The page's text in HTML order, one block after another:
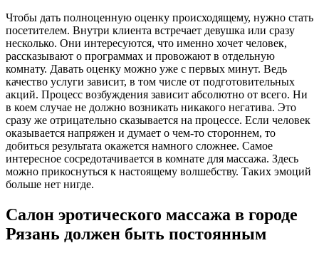
Чтобы дать полноценную оценку происходящему, нужно стать
посетителем. Внутри клиента встречает девушка или сразу
несколько. Они интересуются, что именно хочет человек,
рассказывают о программах и провожают в отдельную
комнату. Давать оценку можно уже с первых минут. Ведь
качество услуги зависит, в том числе от подготовительных
акций. Процесс возбуждения зависит абсолютно от всего. Ни
в коем случае не должно возникать никакого негатива. Это
сразу же отрицательно сказывается на процессе. Если человек
оказывается напряжен и думает о чем-то стороннем, то
добиться результата окажется намного сложнее. Самое
интересное сосредотачивается в комнате для массажа. Здесь
можно прикоснуться к настоящему волшебству. Таких эмоций
больше нет нигде.
Салон эротического массажа в городе
Рязань должен быть постоянным